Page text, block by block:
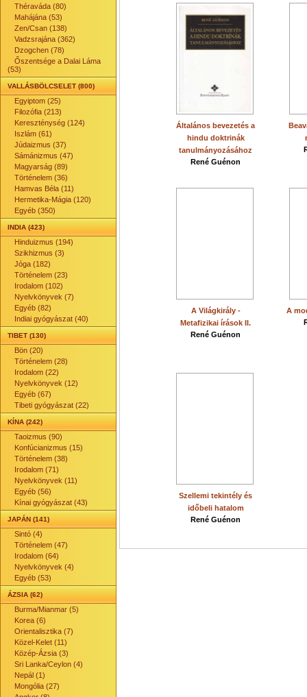
Théraváda (80)
Mahájána (53)
Zen/Csan (138)
Vadzsrajána (362)
Dzogchen (78)
Őszentsége a Dalai Láma
(53)
VALLÁSBÖLCSELET (800)
Egyiptom (25)
Filozófia (213)
Kereszténység (124)
Iszlám (61)
Júdaizmus (37)
Sámánizmus (47)
Magyarság (89)
Történelem (36)
Hamvas Béla (11)
Hermetika-Mágia (120)
Egyéb (350)
INDIA (423)
Hinduizmus (194)
Szikhizmus (3)
Jóga (182)
Történelem (23)
Irodalom (102)
Nyelvkönyvek (7)
Egyéb (82)
Indiai gyógyászat (40)
TIBET (130)
Bön (20)
Történelem (28)
Irodalom (22)
Nyelvkönyvek (12)
Egyéb (67)
Tibeti gyógyászat (22)
KÍNA (242)
Taoizmus (90)
Konfúcianizmus (15)
Történelem (38)
Irodalom (71)
Nyelvkönyvek (11)
Egyéb (56)
Kínai gyógyászat (43)
JAPÁN (141)
Sintó (4)
Történelem (47)
Irodalom (64)
Nyelvkönyvek (4)
Egyéb (53)
ÁZSIA (62)
Burma/Mianmar (5)
Korea (6)
Orientalisztika (7)
Közel-Kelet (11)
Közép-Ázsia (3)
Sri Lanka/Ceylon (4)
Nepál (1)
Mongólia (27)
Általános bevezetés a
hindu doktrinák
tanulmányozásához
René Guénon
A Világkirály -
Metafizikai írások II.
René Guénon
A
Szellemi tekintély és
időbeli hatalom
René Guénon